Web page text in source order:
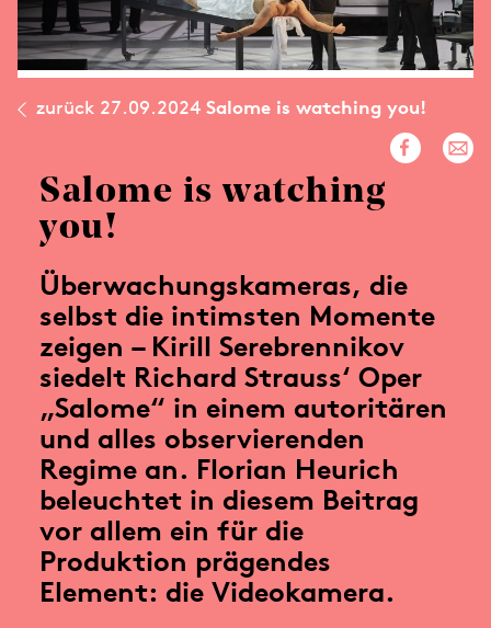
zurück 27.09.2024Salome is watching you!
Salome is watching
you!
Überwachungskameras, die
selbst die intimsten Momente
zeigen – Kirill Serebrennikov
siedelt Richard Strauss‘ Oper
„Salome“ in einem autoritären
und alles observierenden
Regime an. Florian Heurich
beleuchtet in diesem Beitrag
vor allem ein für die
Produktion prägendes
Element: die Videokamera.